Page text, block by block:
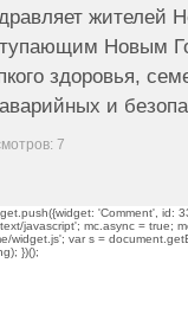
жителей
Новым
здоровья,
и
7
'Comment', id:
javascript'; mc.async = true;
widget.js'; var s =
})();